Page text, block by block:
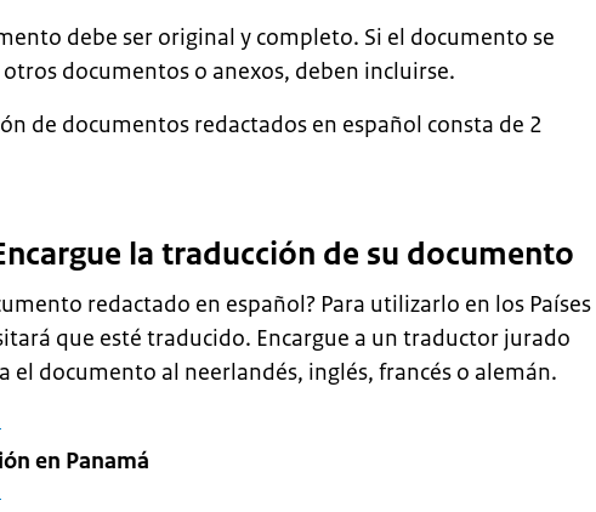
debe ser original y completo. Si el documento se
documentos o anexos, deben incluirse.
de documentos redactados en español consta de 2
la traducción de su documento
redactado en español? Para utilizarlo en los Países
que esté traducido. Encargue a un traductor jurado
el documento al neerlandés, inglés, francés o alemán.
en Panamá